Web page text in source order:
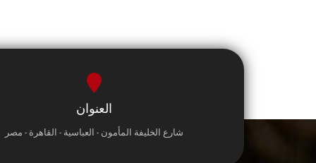
العنوان
شارع الخليفة المأمون - العباسية - القاهرة - مصر